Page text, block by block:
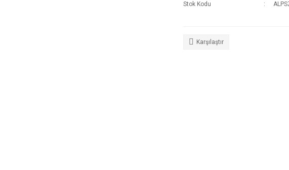
Stok Kodu
Karşılaştır